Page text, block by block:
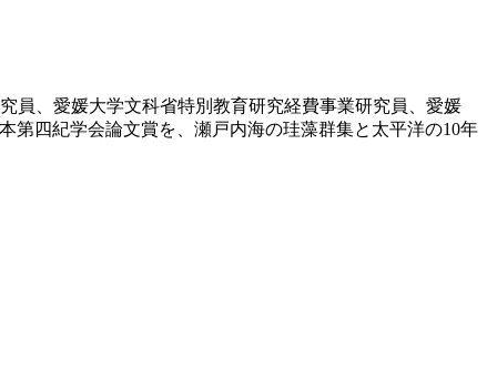
員、愛媛大学文科省特別教育研究経費事業研究員、愛媛
第四紀学会論文賞を、瀬戸内海の珪藻群集と太平洋の10年